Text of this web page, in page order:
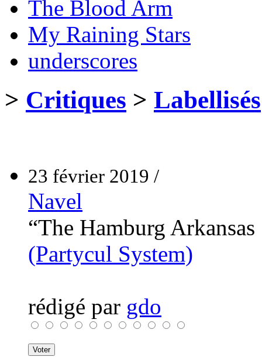
The Blood Arm
My Raining Stars
underscores
> Critiques > Labellisés
23 février 2019 /
Navel
“The Hamburg
(Partycul System)
rédigé par gdo